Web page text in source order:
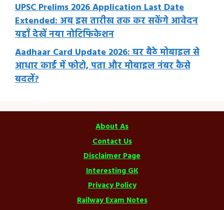
UPSC Prelims 2026 Application Last Date
Extended: अब इस तारीख तक कर सकेंगे आवेदन
यहाँ देखें नया नोटिफिकेशन
Aadhaar Card Update 2026: घर बैठे मोबाइल से
आधार कार्ड में फोटो, पता और मोबाइल नंबर कैसे
बदलें?
About As
Contact Us
Disclaimer Page
Interesting GK
Privacy Policy
Railway Exam Notes